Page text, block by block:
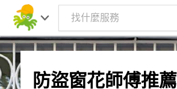
防盜窗花師傅推薦